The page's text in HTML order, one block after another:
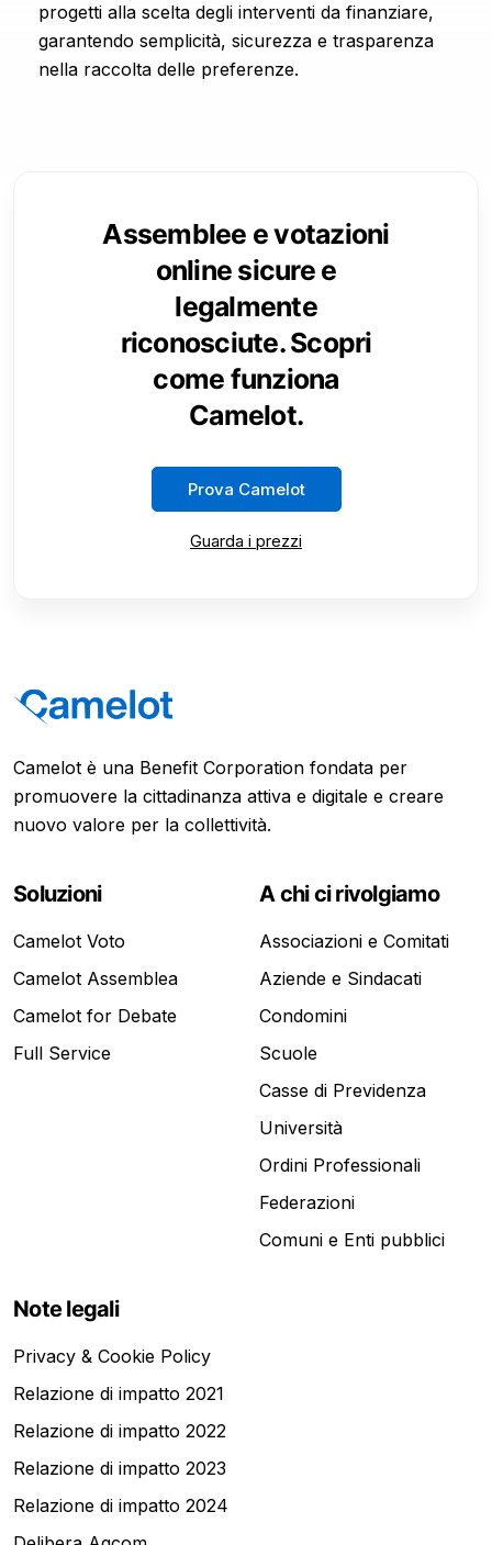
progetti alla scelta degli interventi da finanziare,
garantendo semplicità, sicurezza e trasparenza
nella raccolta delle preferenze.
Assemblee e votazioni
online sicure e
legalmente
riconosciute. Scopri
come funziona
Camelot.
Prova Camelot
Guarda i prezzi
Camelot è una Benefit Corporation fondata per
promuovere la cittadinanza attiva e digitale e creare
nuovo valore per la collettività.
Soluzioni
Camelot Voto
Camelot Assemblea
Camelot for Debate
Full Service
A chi ci rivolgiamo
Associazioni e Comitati
Aziende e Sindacati
Condomini
Scuole
Casse di Previdenza
Università
Ordini Professionali
Federazioni
Comuni e Enti pubblici
Note legali
Privacy & Cookie Policy
Relazione di impatto 2021
Relazione di impatto 2022
Relazione di impatto 2023
Relazione di impatto 2024